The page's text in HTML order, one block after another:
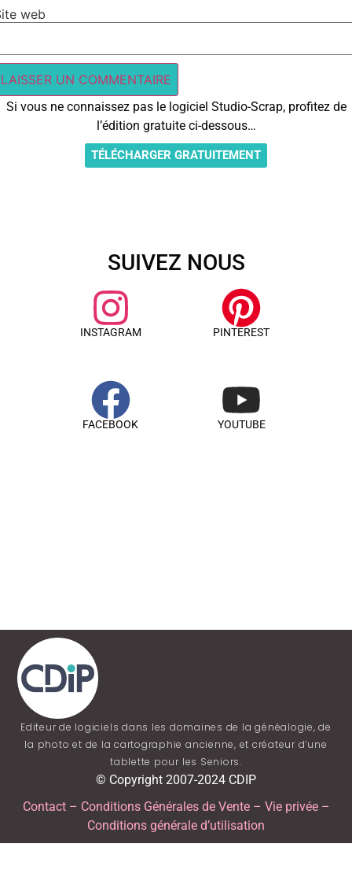
web
Si vous ne connaissez pas le logiciel Studio-Scrap, profitez de
l’édition gratuite ci-dessous…
TÉLÉCHARGER GRATUITEMENT
SUIVEZ NOUS
INSTAGRAM
FACEBOOK
PINTEREST
YOUTUBE
Editeur de logiciels dans les domaines de la généalogie, de
la photo et de la cartographie ancienne, et créateur d’une
tablette pour les Seniors.
© Copyright 2007-2024 CDIP
Contact– Conditions Générales de Vente– Vie privée–
Conditions générale d’utilisation